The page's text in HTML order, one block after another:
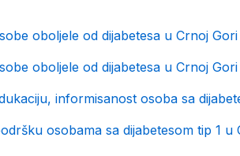
oboljele od dijabetesa u Crnoj
oboljele od dijabetesa u Crnoj Gori
informisanost osoba sa
osobama sa dijabetesom tip 1